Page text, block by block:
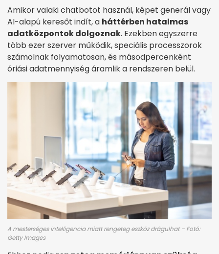
Amikor valaki chatbotot használ, képet generál vagy
AI-alapú keresőt indít, a háttérben hatalmas
adatközpontok dolgoznak. Ezekben egyszerre
több ezer szerver működik, speciális processzorok
számolnak folyamatosan, és másodpercenként
óriási adatmennyiség áramlik a rendszeren belül.
A mesterséges intelligencia miatt rengeteg eszköz drágulhat – Fotó:
Getty Images